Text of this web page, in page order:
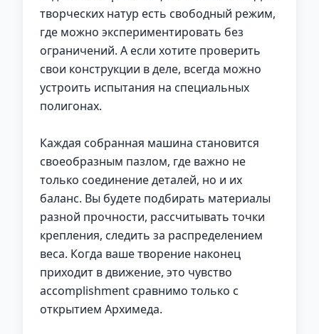
творческих натур есть свободный режим,
где можно экспериментировать без
ограничений. А если хотите проверить
свои конструкции в деле, всегда можно
устроить испытания на специальных
полигонах.
Каждая собранная машина становится
своеобразным пазлом, где важно не
только соединение деталей, но и их
баланс. Вы будете подбирать материалы
разной прочности, рассчитывать точки
крепления, следить за распределением
веса. Когда ваше творение наконец
приходит в движение, это чувство
accomplishment сравнимо только с
открытием Архимеда.